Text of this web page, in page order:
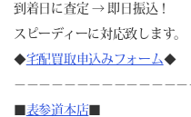
到着日に査定 → 即日振込！
スピーディーに対応致します。
◆宅配買取申込みフォーム◆
－－－－－－－－－－－－－－
表参道本店